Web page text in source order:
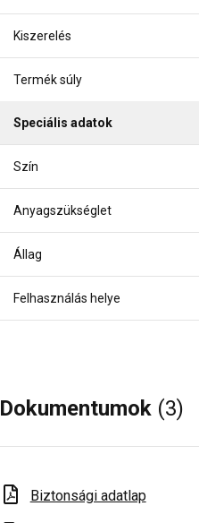
Kiszerelés
Termék súly
Speciális adatok
Szín
Anyagszükséglet
Állag
Felhasználás helye
Dokumentumok (3)
Biztonsági adatlap